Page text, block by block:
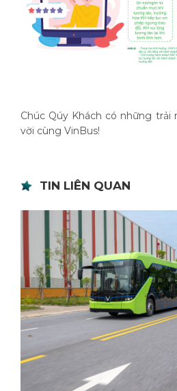
Chúc Qúy Khách có những trải
vời cùng VinBus!
TIN LIÊN QUAN